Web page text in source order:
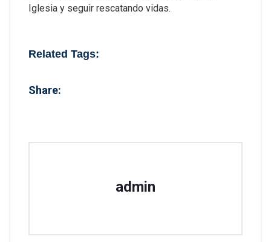
Iglesia y seguir rescatando vidas.
Related Tags:
Share:
admin